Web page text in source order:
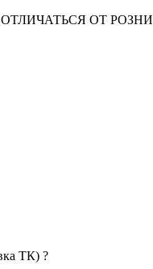
ОТ
ТК) ?